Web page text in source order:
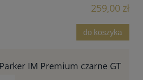
259,00 zł
do koszyka
IM Premium czarne GT